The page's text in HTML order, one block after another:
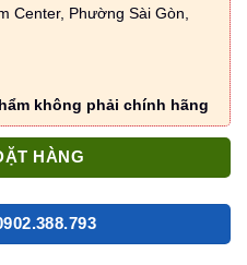
Center, Phường Sài Gòn,
không phải chính hãng
HÀNG